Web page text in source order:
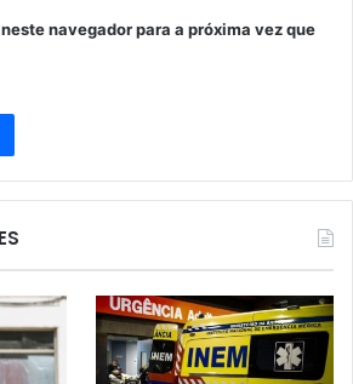
navegador para a próxima vez que